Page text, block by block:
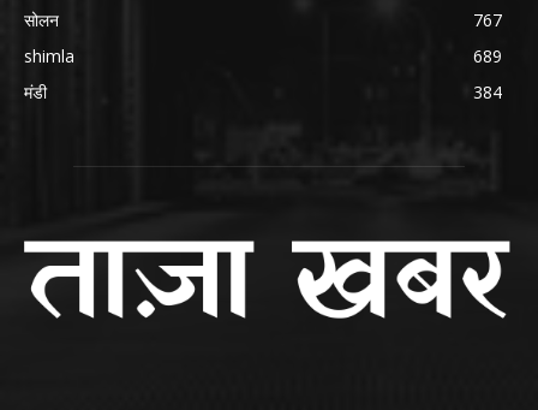
सोलन
767
shimla
689
मंडी
384